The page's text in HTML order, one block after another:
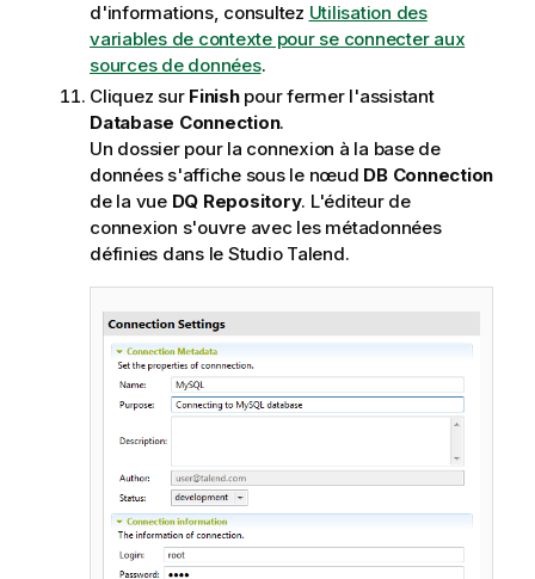
d'informations, consultez Utilisation des
variables de contexte pour se connecter aux
sources de données.
Cliquez sur Finishpour fermer l'assistant
Database Connection.
Un dossier pour la connexion à la base de
données s'affiche sous le nœud DB Connection
de la vue DQ Repository. L'éditeur de
connexion s'ouvre avec les métadonnées
définies dans le Studio Talend.